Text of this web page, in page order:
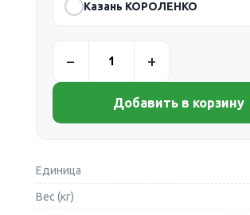
Казань КОРОЛЕНКО
Добавить в корзину
Единица
Вес (кг)